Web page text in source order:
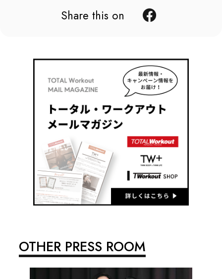
Share this on
OTHER PRESS ROOM